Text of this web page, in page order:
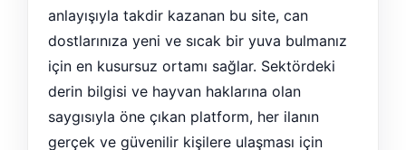
anlayışıyla takdir kazanan bu site, can
dostlarınıza yeni ve sıcak bir yuva bulmanız
için en kusursuz ortamı sağlar. Sektördeki
derin bilgisi ve hayvan haklarına olan
saygısıyla öne çıkan platform, her ilanın
gerçek ve güvenilir kişilere ulaşması için